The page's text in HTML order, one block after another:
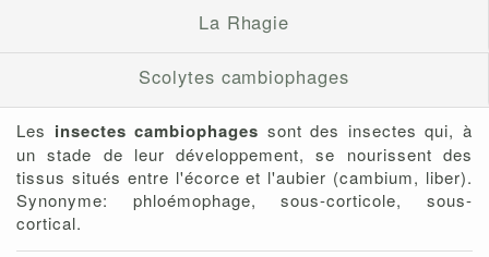
La Rhagie
Scolytes cambiophages
Les insectes cambiophages sont des insectes qui, à
un stade de leur développement, se nourissent des
tissus situés entre l'écorce et l'aubier (cambium, liber).
Synonyme: phloémophage, sous-corticole, sous-
cortical.